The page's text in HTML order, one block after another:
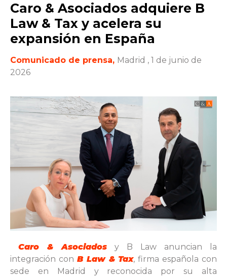
Caro & Asociados adquiere B
Law & Tax y acelera su
expansión en España
Comunicado de prensa, Madrid , 1 de junio de
2026
Caro & Asociados y B Law anuncian la
integración con B Law & Tax, firma española con
sede en Madrid y reconocida por su alta